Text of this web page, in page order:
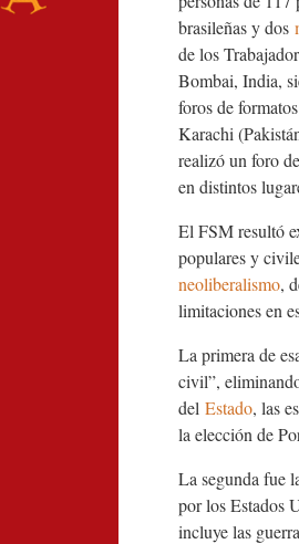
brasileñas y dos
de los
Bombai, India,
foros de
Karachi
realizó un foro
en distintos
El FSM resultó
populares y
neoliberalismo,
limitaciones en
La primera de
civil”,
del Estado, las
la elección de
La segunda fue
por los Estados
incluye las